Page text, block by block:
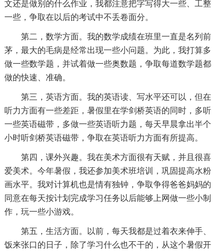
文还是做别的什么作业，我都注意把字写得大一些、工整
一些，争取在以后的考试中不丢卷面分。
第二，数学方面。我的数学成绩在班里一直是名列前
茅，最大的毛病是经常出现一些小问题。为此，我打算多
做一些数学题，并试着做一些奥数题，争取每道数学题都
做的快速、准确。
第三，英语方面。我的英语读、写水平还可以，但在
听力方面有一些差距，暑假里在学剑桥英语的同时，多听
一些英语磁带，多做一些英语听力题，每天早晨拿出半个
小时听剑桥英语磁带，争取在英语听力方面有所提高。
第四，课外兴趣。我在美术方面很有天赋，并且很喜
爱美术。今年暑假，我还参加美术班培训，巩固提高水粉
画水平。我对计算机也是情有独钟，争取争得爸爸妈妈的
同意在每天按计划完成学习任务以后能够上网做一些小制
作，玩一些小游戏。
第五，生活方面。以前，每天我都是过着衣来伸手、
饭来张口的日子，除了学习什么也不干的，从这个暑假开